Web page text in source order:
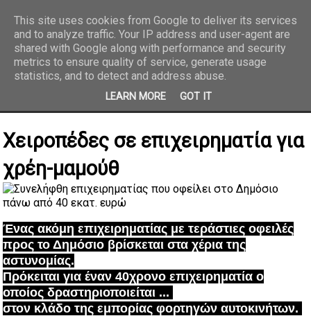
REPORTAZ NET
Χειροπέδες σε επιχειρηματία για
χρέη-μαμούθ
Ένας ακόμη επιχειρηματίας με τεράστιες οφειλές
προς το Δημόσιο βρίσκεται στα χέρια της
αστυνομίας.
Πρόκειται για έναν 40χρονο επιχειρηματία ο
οποίος δραστηριοποιείται ...
στον κλάδο της εμπορίαςφορτηγών αυτοκινήτων.
This site uses cookies from Google to deliver its services
and to analyze traffic. Your IP address and user-agent are
shared with Google along with performance and security
metrics to ensure quality of service, generate usage
statistics, and to detect and address abuse.
LEARN MORE GOT IT